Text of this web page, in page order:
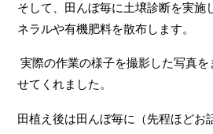
そして、田んぼ毎に土壌診断を実施
ネラルや有機肥料を散布します。
実際の作業の様子を撮影した写真
せてくれました。
田植え後は田んぼ毎に（先程ほどお